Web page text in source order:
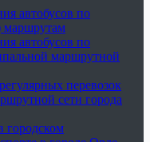
автобусов по
маршрутам
автобусов по
маршрутной
перевозок
сети города
городском